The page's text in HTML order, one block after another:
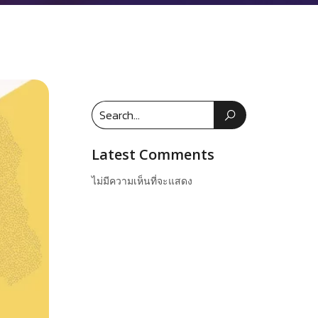
Latest Comments
ไม่มีความเห็นที่จะแสดง